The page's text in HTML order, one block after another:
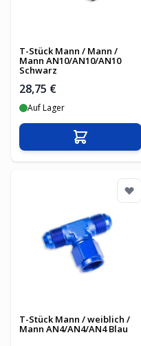
T-Stück Mann / Mann /
Mann AN10/AN10/AN10
Schwarz
28,75 €
Auf Lager
In den
T-Stück Mann / weiblich /
Mann AN4/AN4/AN4 Blau